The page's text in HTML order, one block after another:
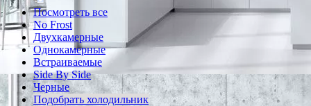
Посмотреть все
No Frost
Двухкамерные
Однокамерные
Встраиваемые
Side By Side
Черные
Подобрать холодильник